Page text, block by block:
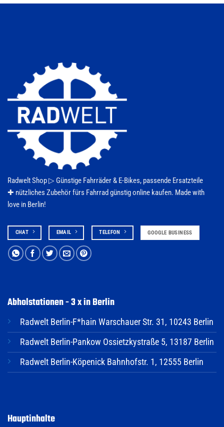
auf.
gewählt
werden
Radwelt Shop ▷ Günstige Fahrräder & E-Bikes, passende Ersatzteile
✚ nützliches Zubehör fürs Fahrrad günstig online kaufen. Made with
love in Berlin!
CHAT EMAIL TELEFON GOOGLE BUSINESS
Abholstationen - 3 x in Berlin
Radwelt Berlin-F*hain Warschauer Str. 31, 10243 Berlin
Radwelt Berlin-Pankow Ossietzkystraße 5, 13187 Berlin
Radwelt Berlin-Köpenick Bahnhofstr. 1, 12555 Berlin
Hauptinhalte